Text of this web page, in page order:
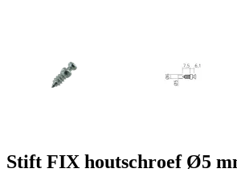
Stift FIX houtschroef Ø5